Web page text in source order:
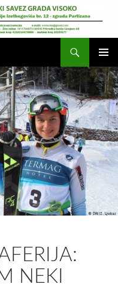
GLAVNI
MENI
NEKI